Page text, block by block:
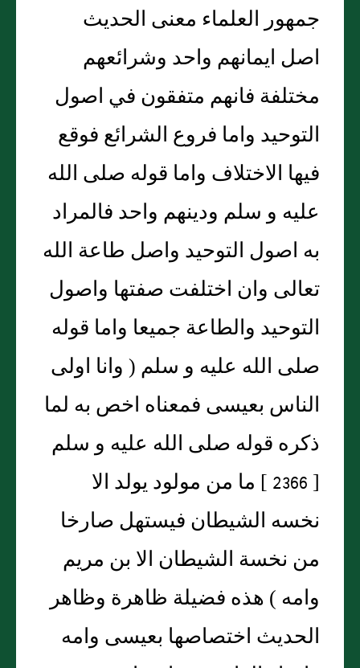
جمهور العلماء معنى الحديث
اصل ايمانهم واحد وشرائعهم
مختلفة فانهم متفقون في اصول
التوحيد واما فروع الشرائع فوقع
فيها الاختلاف واما قوله صلى الله
عليه و سلم ودينهم واحد فالمراد
به اصول التوحيد واصل طاعة الله
تعالى وان اختلفت صفتها واصول
التوحيد والطاعة جميعا واما قوله
صلى الله عليه و سلم ( وانا اولى
الناس بعيسى فمعناه اخص به لما
ذكره قوله صلى الله عليه و سلم
[ 2366 ] ما من مولود يولد الا
نخسه الشيطان فيستهل صارخا
من نخسة الشيطان الا بن مريم
وامه ) هذه فضيلة ظاهرة وظاهر
الحديث اختصاصها بعيسى وامه